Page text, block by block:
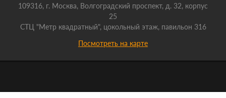
109316, г. Москва, Волгоградский проспект, д. 32, корпус
25
СТЦ "Метр квадратный", цокольный этаж, павильон 316
Посмотреть на карте